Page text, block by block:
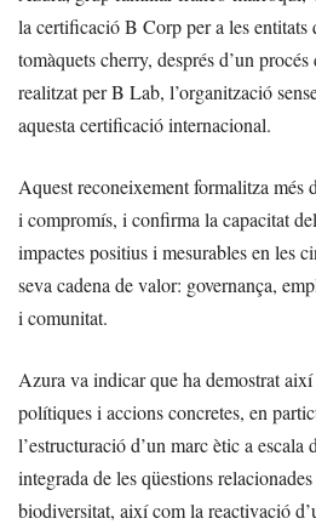
la certificació B Corp per a les entitats
tomàquets cherry, després d’un
realitzat per B Lab, l’organització
aquesta certificació internacional.
Aquest reconeixement formalitza més
i compromís, i confirma la capacitat
impactes positius i mesurables en les
seva cadena de valor: governança,
i comunitat.
Azura va indicar que ha demostrat així
polítiques i accions concretes, en
l’estructuració d’un marc ètic a escala
integrada de les qüestions
biodiversitat, així com la reactivació